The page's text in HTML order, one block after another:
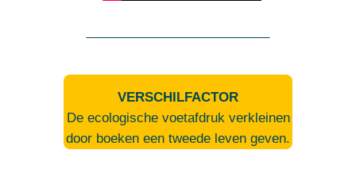
VERSCHILFACTOR
De ecologische voetafdruk verkleinen
door boeken een tweede leven geven.